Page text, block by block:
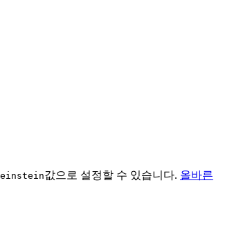
값으로 설정할 수 있습니다. 올바른